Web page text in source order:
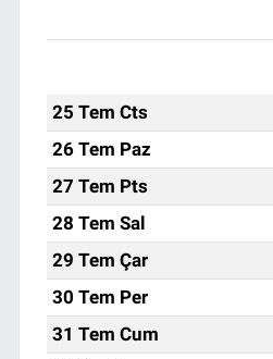
25 Tem Cts
26 Tem Paz
27 Tem Pts
28 Tem Sal
29 Tem Çar
30 Tem Per
31 Tem Cum
Künye
Kaçmasın